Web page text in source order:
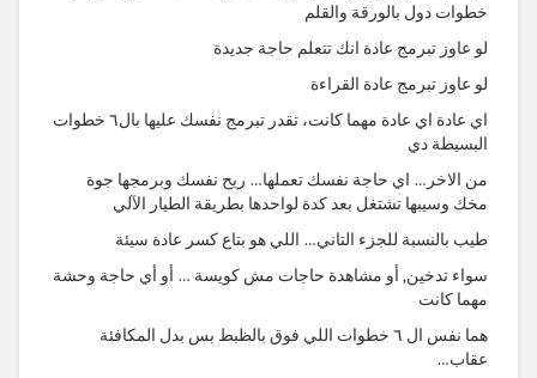
خطوات دول بالورقة والقلم
لو عاوز تبرمج عادة انك تتعلم حاجة جديدة
لو عاوز تبرمج عادة القراءة
اي عادة اي عادة مهما كانت، تقدر تبرمج نفسك عليها بال٦ خطوات
البسيطة دي
من الاخر… اي حاجة نفسك تعملها… ريح نفسك وبرمجها جوة
مخك وسيبها تشتغل بعد كدة لواحدها بطريقة الطيار الآلي
طيب بالنسبة للجزء التاني… اللي هو بتاع كسر عادة سيئة
سواء تدخين, أو مشاهدة حاجات مش كويسة … أو أي حاجة وحشة
مهما كانت
هما نفس ال ٦ خطوات اللي فوق بالظبط بس بدل المكافئة
عقاب…